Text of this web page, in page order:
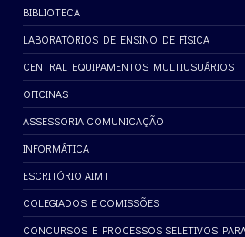
BIBLIOTECA
LABORATÓRIOS DE ENSINO DE FÍSICA
CENTRAL EQUIPAMENTOS MULTIUSUÁRIOS
OFICINAS
ASSESSORIA COMUNICAÇÃO
INFORMÁTICA
ESCRITÓRIO AIMT
COLEGIADOS E COMISSÕES
CONCURSOS E PROCESSOS SELETIVOS